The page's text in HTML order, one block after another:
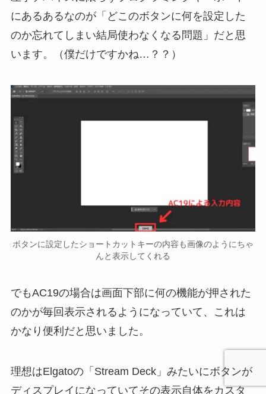
にあるあるなのが「どこのボタンに何を設定した
のか忘れてしまい結局使わなくなる問題」だと思
います。（僕だけですかね…？？）
ボタンに設定したショートカットキーの内容も画像のようにちゃ
んと表示してくれる
でもAC19の場合は画面下部に何の機能が押された
のかが毎回表示されるようになっていて、これは
かなり便利だと思いました。
理想はElgatoの「Stream Deck」みたいにボタンが
ディスプレイになっていてその表示自体をカスタ